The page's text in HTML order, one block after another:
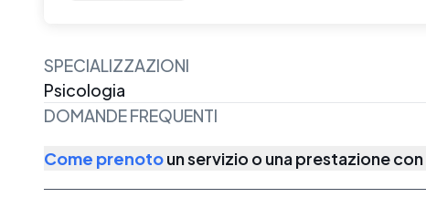
SPECIALIZZAZIONI
Psicologia
DOMANDE FREQUENTI
Come prenotoun servizio o una prestazione con